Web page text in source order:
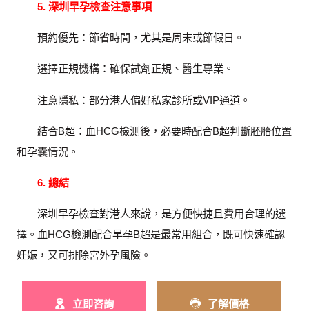
5. 深圳早孕檢查注意事項
預約優先：節省時間，尤其是周末或節假日。
選擇正規機構：確保試劑正規、醫生專業。
注意隱私：部分港人偏好私家診所或VIP通道。
結合B超：血HCG檢測後，必要時配合B超判斷胚胎位置
和孕囊情況。
6. 總結
深圳早孕檢查對港人來說，是方便快捷且費用合理的選
擇。血HCG檢測配合早孕B超是最常用組合，既可快速確認
妊娠，又可排除宮外孕風險。
立即咨詢 了解價格